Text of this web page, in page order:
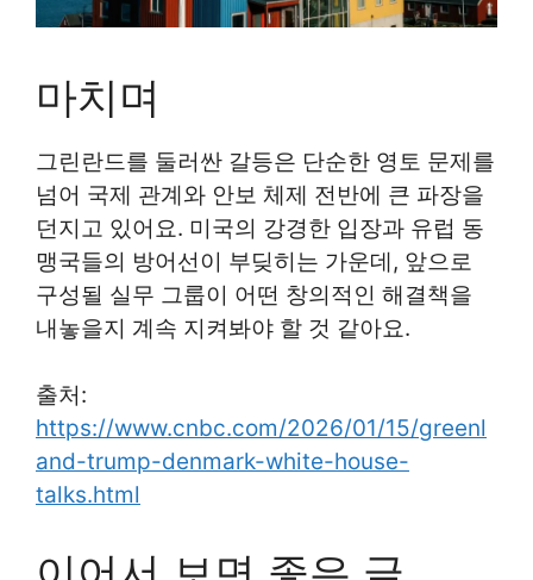
마치며
그린란드를 둘러싼 갈등은 단순한 영토 문제를
넘어 국제 관계와 안보 체제 전반에 큰 파장을
던지고 있어요. 미국의 강경한 입장과 유럽 동
맹국들의 방어선이 부딪히는 가운데, 앞으로
구성될 실무 그룹이 어떤 창의적인 해결책을
내놓을지 계속 지켜봐야 할 것 같아요.
출처:
https://www.cnbc.com/2026/01/15/greenl
and-trump-denmark-white-house-
talks.html